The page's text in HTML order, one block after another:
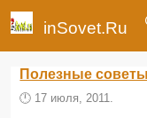
inSovet.Ru
Полезные советы
🕛 17 июля, 2011.